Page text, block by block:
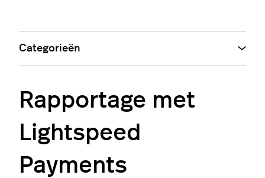
Rapportage met
Lightspeed
Payments
Categorieën